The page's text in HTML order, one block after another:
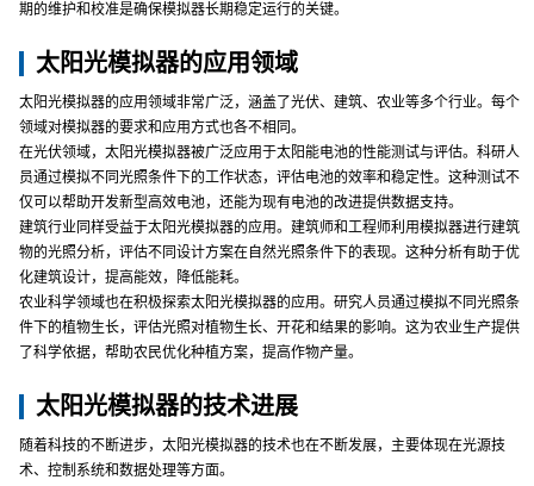
期的维护和校准是确保模拟器长期稳定运行的关键。
太阳光模拟器的应用领域
太阳光模拟器的应用领域非常广泛，涵盖了光伏、建筑、农业等多个行业。每个
领域对模拟器的要求和应用方式也各不相同。
在光伏领域，太阳光模拟器被广泛应用于太阳能电池的性能测试与评估。科研人
员通过模拟不同光照条件下的工作状态，评估电池的效率和稳定性。这种测试不
仅可以帮助开发新型高效电池，还能为现有电池的改进提供数据支持。
建筑行业同样受益于太阳光模拟器的应用。建筑师和工程师利用模拟器进行建筑
物的光照分析，评估不同设计方案在自然光照条件下的表现。这种分析有助于优
化建筑设计，提高能效，降低能耗。
农业科学领域也在积极探索太阳光模拟器的应用。研究人员通过模拟不同光照条
件下的植物生长，评估光照对植物生长、开花和结果的影响。这为农业生产提供
了科学依据，帮助农民优化种植方案，提高作物产量。
太阳光模拟器的技术进展
随着科技的不断进步，太阳光模拟器的技术也在不断发展，主要体现在光源技
术、控制系统和数据处理等方面。